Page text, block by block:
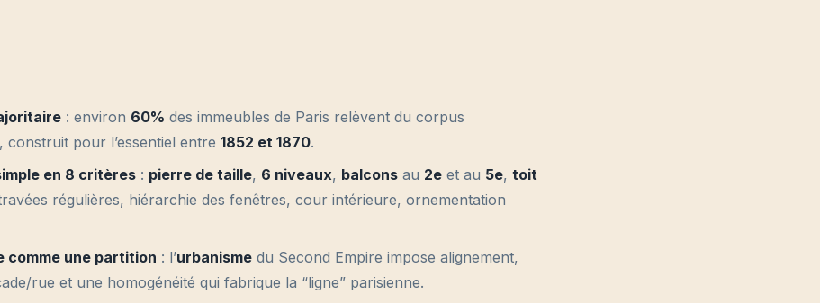
: environ 60% des immeubles de Paris relèvent du corpus
, construit pour l’essentiel entre 1852 et 1870.
en 8 critères : pierre de taille, 6 niveaux, balcons au 2e et au 5e, toit
régulières, hiérarchie des fenêtres, cour intérieure, ornementation
comme une partition : l’urbanisme du Second Empire impose alignement,
rue et une homogénéité qui fabrique la “ligne” parisienne.